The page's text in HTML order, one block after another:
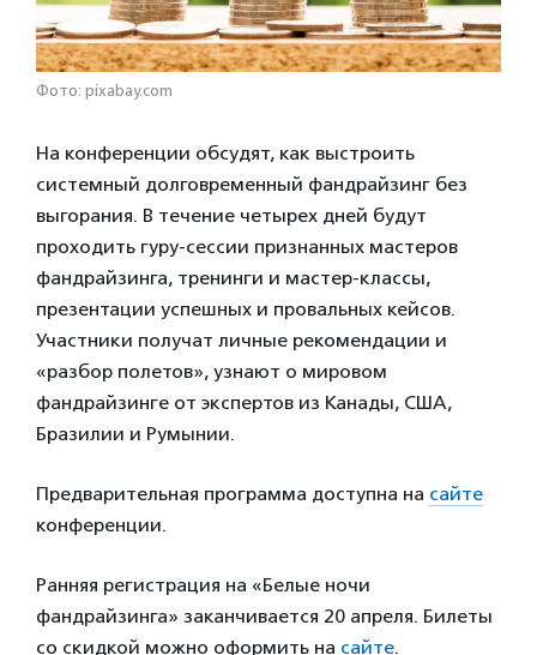
Фото: pixabay.com
На конференции обсудят, как выстроить
системный долговременный фандрайзинг без
выгорания. В течение четырех дней будут
проходить гуру-сессии признанных мастеров
фандрайзинга, тренинги и мастер-классы,
презентации успешных и провальных кейсов.
Участники получат личные рекомендации и
«разбор полетов», узнают о мировом
фандрайзинге от экспертов из Канады, США,
Бразилии и Румынии.
Предварительная программа доступна на сайте
конференции.
Ранняя регистрация на «Белые ночи
фандрайзинга» заканчивается 20 апреля. Билеты
со скидкой можно оформить на сайте.